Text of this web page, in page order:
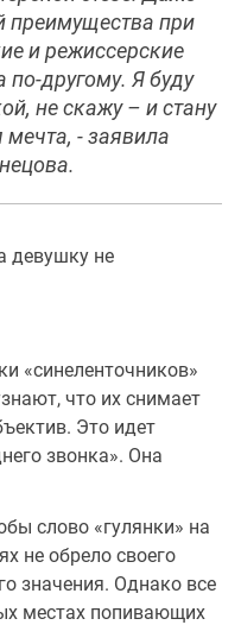
при
и режиссерские
другому. Я буду
не скажу – и стану
мечта, - заявила
девушку не
«синеленточников»
что их снимает
Это идет
звонка». Она
слово «гулянки» на
не обрело своего
значения. Однако все
местах попивающих